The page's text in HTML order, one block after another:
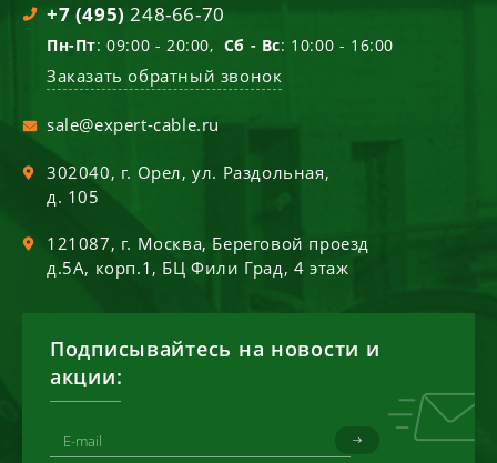
+7 (495) 248-66-70
Пн-Пт: 09:00 - 20:00, Сб - Вс: 10:00 - 16:00
Заказать обратный звонок
sale@expert-cable.ru
302040, г. Орел,ул. Раздольная,
д. 105
121087, г. Москва, Береговой проезд
д.5А, корп.1, БЦ Фили Град, 4 этаж
Подписывайтесь на новости и
акции: